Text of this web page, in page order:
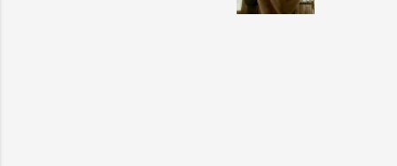
) y
sin